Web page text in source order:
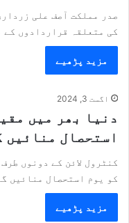
صدر مملکت آصف علی
کی متعلقہ قراردادوں
مزید پڑھیے
اگست 3, 2024
دنیا بھر میں
استحصال منائیں
کنٹرول لائن کے دونوں
کو یوم استحصال منائیں
مزید پڑھیے